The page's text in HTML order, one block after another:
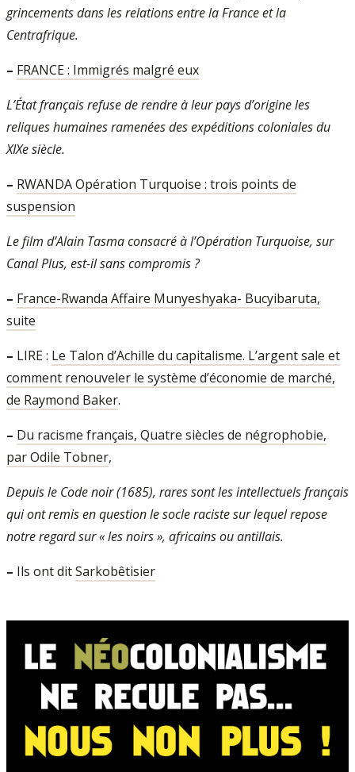
grincements dans les relations entre la France et la
Centrafrique.
– FRANCE : Immigrés malgré eux
L’État français refuse de rendre à leur pays d’origine les
reliques humaines ramenées des expéditions coloniales du
XIXe siècle.
– RWANDA Opération Turquoise : trois points de
suspension
Le film d’Alain Tasma consacré à l’Opération Turquoise, sur
Canal Plus, est-il sans compromis ?
– France-Rwanda Affaire Munyeshyaka- Bucyibaruta,
suite
– LIRE : Le Talon d’Achille du capitalisme. L’argent sale et
comment renouveler le système d’économie de marché,
de Raymond Baker.
– Du racisme français, Quatre siècles de négrophobie,
par Odile Tobner,
Depuis le Code noir (1685), rares sont les intellectuels français
qui ont remis en question le socle raciste sur lequel repose
notre regard sur « les noirs », africains ou antillais.
– Ils ont ditSarkobêtisier